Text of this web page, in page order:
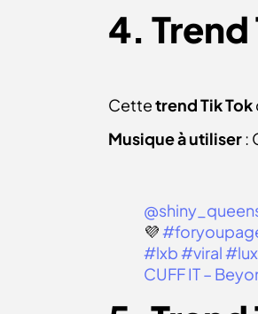
4. Trend
Cettetrend Tik Tok
Musique à utiliser:
💜
#lxb#viral
CUFF IT –